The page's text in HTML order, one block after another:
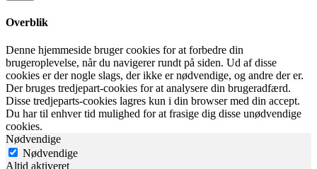
Overblik
Denne hjemmeside bruger cookies for at forbedre din
brugeroplevelse, når du navigerer rundt på siden. Ud af disse
cookies er der nogle slags, der ikke er nødvendige, og andre der er.
Der bruges tredjepart-cookies for at analysere din brugeradfærd.
Disse tredjeparts-cookies lagres kun i din browser med din accept.
Du har til enhver tid mulighed for at frasige dig disse unødvendige
cookies.
Nødvendige
Nødvendige
Altid aktiveret